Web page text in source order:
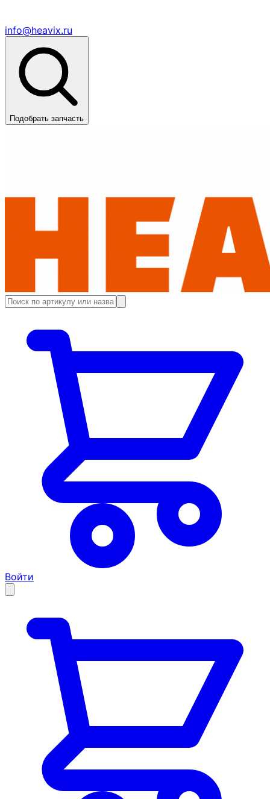
info@heavix.ru
Подобрать запчасть
Войти